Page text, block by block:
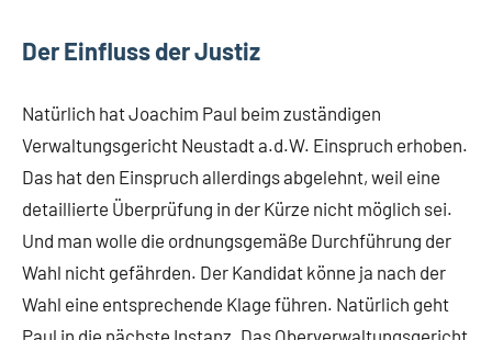
Der Einfluss der Justiz
Natürlich hat Joachim Paul beim zuständigen
Verwaltungsgericht Neustadt a.d.W. Einspruch erhoben.
Das hat den Einspruch allerdings abgelehnt, weil eine
detaillierte Überprüfung in der Kürze nicht möglich sei.
Und man wolle die ordnungsgemäße Durchführung der
Wahl nicht gefährden. Der Kandidat könne ja nach der
Wahl eine entsprechende Klage führen. Natürlich geht
Paul in die nächste Instanz. Das Oberverwaltungsgericht